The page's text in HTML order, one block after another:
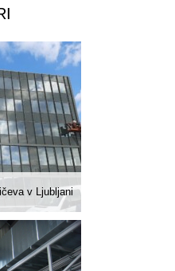
v Ljubljani